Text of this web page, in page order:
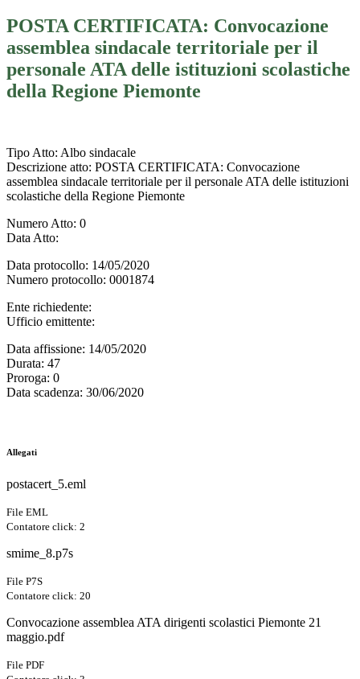
POSTA CERTIFICATA: Convocazione
assemblea sindacale territoriale per il
personale ATA delle istituzioni scolastiche
della Regione Piemonte
Tipo Atto: Albo sindacale
Descrizione atto: POSTA CERTIFICATA: Convocazione
assemblea sindacale territoriale per il personale ATA delle istituzioni
scolastiche della Regione Piemonte
Numero Atto: 0
Data Atto:
Data protocollo: 14/05/2020
Numero protocollo: 0001874
Ente richiedente:
Ufficio emittente:
Data affissione: 14/05/2020
Durata: 47
Proroga: 0
Data scadenza: 30/06/2020
Allegati
postacert_5.eml
File EML
Contatore click: 2
smime_8.p7s
File P7S
Contatore click: 20
Convocazione assemblea ATA dirigenti scolastici Piemonte 21
maggio.pdf
File PDF